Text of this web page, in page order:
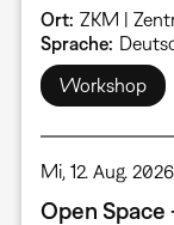
Ort ZKM |
Sprache
Workshop
Mi, 12. Aug. 2026
Open